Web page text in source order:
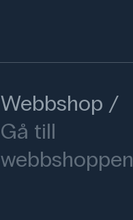
Webbshop
Gå till
webbshoppen